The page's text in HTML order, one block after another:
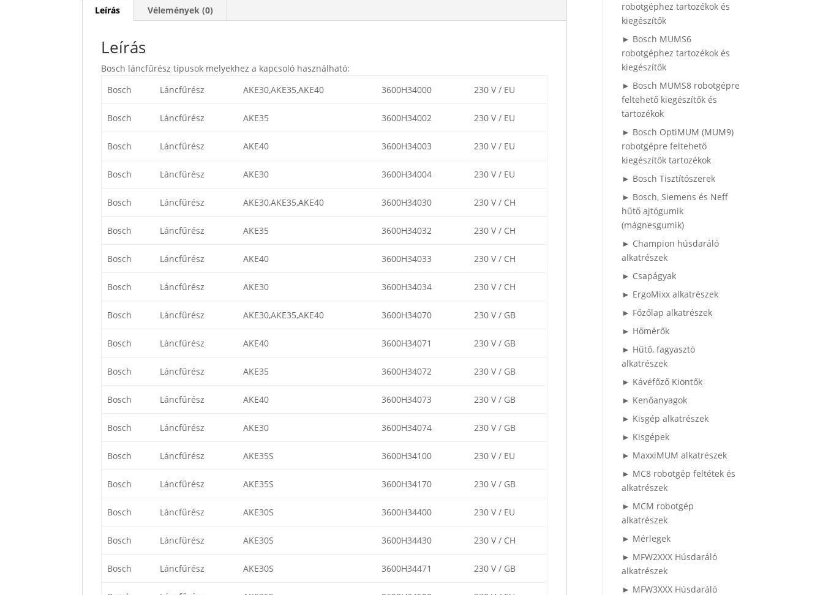
Leírás Vélemények (0)
Leírás
Bosch láncfűrész típusok melyekhez a kapcsoló használható:
Bosch
Láncfűrész AKE30,AKE35,AKE40 3600H34000 230 V / EU
Bosch Láncfűrész AKE35 3600H34002 230 V / EU
Bosch Láncfűrész AKE40 3600H34003 230 V / EU
Bosch Láncfűrész AKE30 3600H34004 230 V / EU
Bosch Láncfűrész AKE30,AKE35,AKE40 3600H34030 230 V / CH
Bosch Láncfűrész AKE35 3600H34032 230 V / CH
Bosch Láncfűrész AKE40 3600H34033 230 V / CH
Bosch Láncfűrész AKE30 3600H34034 230 V / CH
Bosch Láncfűrész AKE30,AKE35,AKE40 3600H34070 230 V / GB
Bosch Láncfűrész AKE40 3600H34071 230 V / GB
Bosch Láncfűrész AKE35 3600H34072 230 V / GB
Bosch Láncfűrész AKE40 3600H34073 230 V / GB
Bosch Láncfűrész AKE30 3600H34074 230 V / GB
Bosch Láncfűrész AKE35S 3600H34100 230 V / EU
Bosch Láncfűrész AKE35S 3600H34170 230 V / GB
Bosch Láncfűrész AKE30S 3600H34400 230 V / EU
Bosch Láncfűrész AKE30S 3600H34430 230 V / CH
Bosch Láncfűrész AKE30S 3600H34471 230 V / GB
robotgéphez tartozékok és
kiegészítők
► Bosch MUMS6
robotgéphez tartozékok és
kiegészítők
► Bosch MUMS8 robotgépre
feltehető kiegészítők és
tartozékok
► Bosch OptiMUM (MUM9)
robotgépre feltehető
kiegészítők tartozékok
► Bosch Tisztítószerek
► Bosch, Siemens és Neff
hűtő ajtógumik
(mágnesgumik)
► Champion húsdaráló
alkatrészek
► Csapágyak
► ErgoMixx alkatrészek
► Főzőlap alkatrészek
► Hőmérők
► Hűtő, fagyasztó
alkatrészek
► Kávéfőző Kiöntők
► Kenőanyagok
► Kisgép alkatrészek
► Kisgépek
► MaxxiMUM alkatrészek
► MC8 robotgép feltétek és
alkatrészek
► MCM robotgép
alkatrészek
► Mérlegek
► MFW2XXX Húsdaráló
alkatrészek
► MFW3XXX Húsdaráló